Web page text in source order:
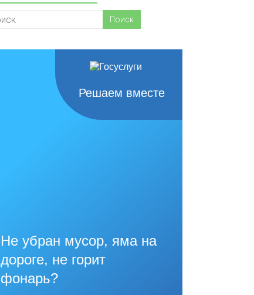
Решаем вместе
Не убран мусор, яма на
дороге, не горит
фонарь?